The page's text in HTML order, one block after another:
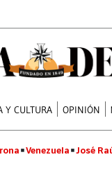
Y CULTURA OPINIÓN
Venezuela José